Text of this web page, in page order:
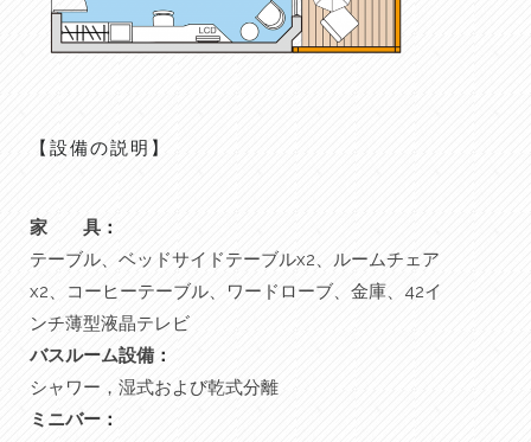
【設備の説明】
家 具 ：
テーブル、ベッドサイドテーブルx2、ルームチェア
x2、コーヒーテーブル、ワードローブ、金庫、42イ
ンチ薄型液晶テレビ
バスルーム設備：
シャワー，湿式および乾式分離
ミニバー ：